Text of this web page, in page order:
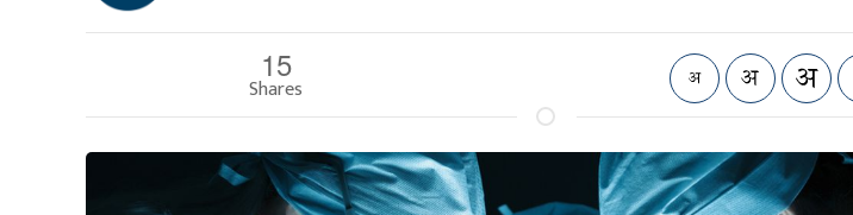
15
Shares